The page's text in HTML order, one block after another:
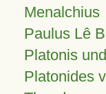
Menalchius
Paulus Lê
Platonis
Platonides